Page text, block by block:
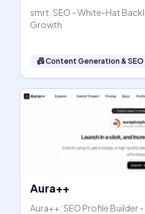
smrt. SEO - White-Hat
Growth
📠Content Generation & SEO
Aura++
Aura++: SEO Profile Builder